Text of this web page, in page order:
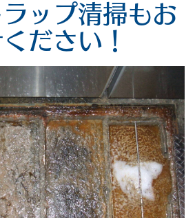
ップ清掃もお
ださい！